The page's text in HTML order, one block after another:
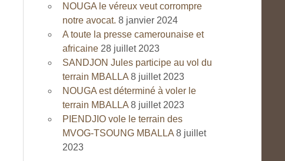
NOUGA le véreux veut corrompre
notre avocat. 8 janvier 2024
A toute la presse camerounaise et
africaine 28 juillet 2023
SANDJON Jules participe au vol du
terrain MBALLA 8 juillet 2023
NOUGA est déterminé à voler le
terrain MBALLA 8 juillet 2023
PIENDJIO vole le terrain des
MVOG-TSOUNG MBALLA 8 juillet
2023